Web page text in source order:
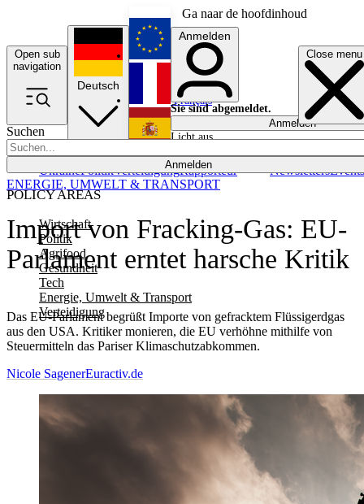
Ga naar de hoofdinhoud
Open sub
navigation
Close menu
Suchen
Anmelden
POLICY AREAS
Wirtschaft
Politik
Agrifood
Gesundheit
Tech
Energie, Umwelt & Transport
Verteidigung
UkrainePolitikVerteidigungRapporteur NewslettersEvents
Deutsch
English
Français
Anmelden
Sie sind abgemeldet.
Anmelden
Licht aus
Import von Fracking-Gas: EU-
Parlament erntet harsche Kritik
Das EU-Parlament begrüßt Importe von gefracktem Flüssigerdgas
aus den USA. Kritiker monieren, die EU verhöhne mithilfe von
Steuermitteln das Pariser Klimaschutzabkommen.
ENERGIE, UMWELT & TRANSPORT
Nicole SagenerEuractiv.de